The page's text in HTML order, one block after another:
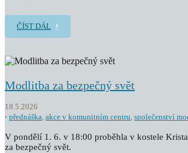
ČÍST DÁL
Modlitba za bezpečný svět
18.5.2026
přednáška, akce v komunitním centru, společenství
V pondělí 1. 6. v 18:00 proběhla v kostele
za bezpečný svět.